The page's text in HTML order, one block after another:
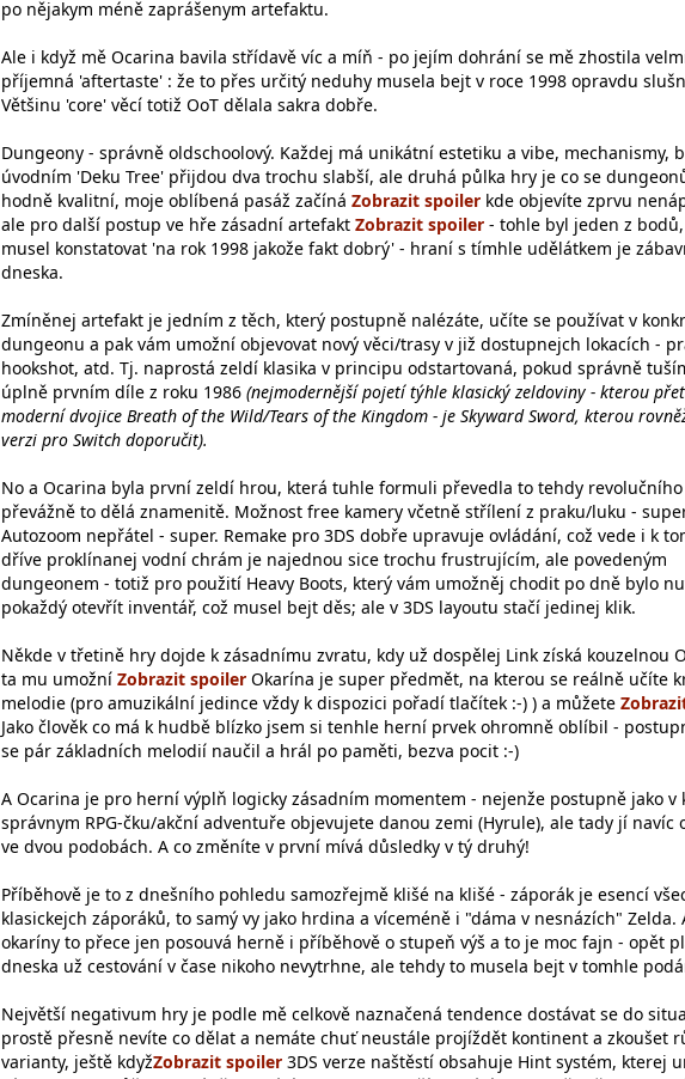
po nějakym méně zaprášenym artefaktu.
Ale i když mě Ocarina bavila střídavě víc a míň - po jejím dohrání se mě zhostila
příjemná 'aftertaste' : že to přes určitý neduhy musela bejt v roce 1998 opravdu
Většinu 'core' věcí totiž OoT dělala sakra dobře.
Dungeony - správně oldschoolový. Každej má unikátní estetiku a vibe, mechanismy,
úvodním 'Deku Tree' přijdou dva trochu slabší, ale druhá půlka hry je co se
hodně kvalitní, moje oblíbená pasáž začíná
kde objevíte zprvu
ale pro další postup ve hře zásadní artefakt
- tohle byl jeden z
musel konstatovat 'na rok 1998 jakože fakt dobrý' - hraní s tímhle udělátkem je
dneska.
Zmíněnej artefakt je jedním z těch, který postupně nalézáte, učíte se používat v
dungeonu a pak vám umožní objevovat nový věci/trasy v již dostupnejch lokacích -
hookshot, atd. Tj. naprostá zeldí klasika v principu odstartovaná, pokud správně
úplně prvním díle z roku 1986 (nejmodernější pojetí týhle klasický zeldoviny - kterou
moderní dvojice Breath of the Wild/Tears of the Kingdom - je Skyward Sword, kterou
verzi pro Switch doporučit).
No a Ocarina byla první zeldí hrou, která tuhle formuli převedla to tehdy revolučního
převážně to dělá znamenitě. Možnost free kamery včetně střílení z praku/luku -
Autozoom nepřátel - super. Remake pro 3DS dobře upravuje ovládání, což vede i k
dříve proklínanej vodní chrám je najednou sice trochu frustrujícím, ale povedeným
dungeonem - totiž pro použití Heavy Boots, který vám umožněj chodit po dně bylo
pokaždý otevřít inventář, což musel bejt děs; ale v 3DS layoutu stačí jedinej klik.
Někde v třetině hry dojde k zásadnímu zvratu, kdy už dospělej Link získá kouzelnou
ta mu umožní
Okarína je super předmět, na kterou se reálně učíte
melodie (pro amuzikální jedince vždy k dispozici pořadí tlačítek :-) ) a můžete
Jako člověk co má k hudbě blízko jsem si tenhle herní prvek ohromně oblíbil -
se pár základních melodií naučil a hrál po paměti, bezva pocit :-)
A Ocarina je pro herní výplň logicky zásadním momentem - nejenže postupně jako v
správnym RPG-čku/akční adventuře objevujete danou zemi (Hyrule), ale tady jí navíc
ve dvou podobách. A co změníte v první mívá důsledky v tý druhý!
Příběhově je to z dnešního pohledu samozřejmě klišé na klišé - záporák je esencí
klasickejch záporáků, to samý vy jako hrdina a víceméně i "dáma v nesnázích" Zelda.
okaríny to přece jen posouvá herně i příběhově o stupeň výš a to je moc fajn - opět
dneska už cestování v čase nikoho nevytrhne, ale tehdy to musela bejt v tomhle
Největší negativum hry je podle mě celkově naznačená tendence dostávat se do
prostě přesně nevíte co dělat a nemáte chuť neustále projíždět kontinent a zkoušet
varianty, ještě když
3DS verze naštěstí obsahuje Hint systém, kterej